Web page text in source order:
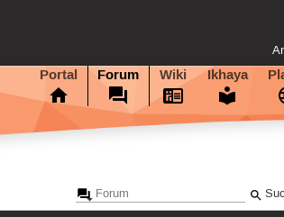
Portal Forum Wiki Ikhaya